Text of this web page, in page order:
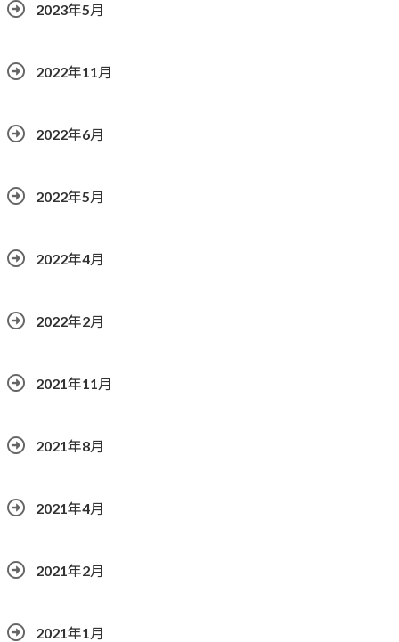
2023年5月
2022年11月
2022年6月
2022年5月
2022年4月
2022年2月
2021年11月
2021年8月
2021年4月
2021年2月
2021年1月